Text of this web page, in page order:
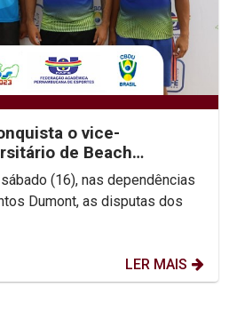
o vice-
de Beach
(16), nas dependências
Dumont, as disputas dos
LER MAIS